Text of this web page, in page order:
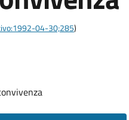
04-30;285)